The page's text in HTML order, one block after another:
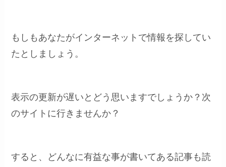
もしもあなたがインターネットで情報を探してい
たとしましょう。
表示の更新が遅いとどう思いますでしょうか？次
のサイトに行きませんか？
すると、どんなに有益な事が書いてある記事も読